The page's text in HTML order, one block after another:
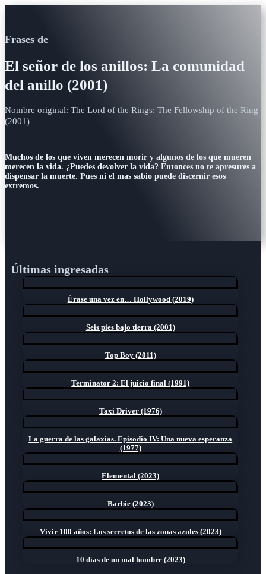
Frases de
El señor de los anillos: La comunidad
del anillo (2001)
Nombre original: The Lord of the Rings: The Fellowship of the Ring
(2001)
Muchos de los que viven merecen morir y algunos de los que mueren
merecen la vida. ¿Puedes devolver la vida? Entonces no te apresures a
dispensar la muerte. Pues ni el mas sabio puede discernir esos
extremos.
Últimas ingresadas
Érase una vez en… Hollywood (2019)
Seis pies bajo tierra (2001)
Top Boy (2011)
Terminator 2: El juicio final (1991)
Taxi Driver (1976)
La guerra de las galaxias. Episodio IV: Una nueva esperanza
(1977)
Elemental (2023)
Barbie (2023)
Vivir 100 años: Los secretos de las zonas azules (2023)
10 días de un mal hombre (2023)